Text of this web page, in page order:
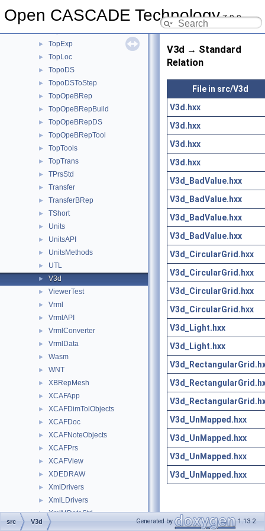
Open CASCADE Technology7.9.0
TopBas
► TopExp
► TopLoc
► TopoDS
► TopoDSToStep
► TopOpeBRep
► TopOpeBRepBuild
► TopOpeBRepDS
► TopOpeBRepTool
► TopTools
► TopTrans
► TPrsStd
► Transfer
► TransferBRep
► TShort
► Units
► UnitsAPI
► UnitsMethods
► UTL
► V3d
► ViewerTest
► Vrml
► VrmlAPI
► VrmlConverter
► VrmlData
► Wasm
► WNT
► XBRepMesh
► XCAFApp
► XCAFDimTolObjects
► XCAFDoc
► XCAFNoteObjects
► XCAFPrs
► XCAFView
► XDEDRAW
► XmlDrivers
► XmlLDrivers
► XmlMDataStd
► XmlMDataXtd
V3d → Standard
Relation
File in src/V3d
V3d.hxx
V3d.hxx
V3d.hxx
V3d.hxx
V3d_BadValue.hxx
V3d_BadValue.hxx
V3d_BadValue.hxx
V3d_BadValue.hxx
V3d_CircularGrid.hxx
V3d_CircularGrid.hxx
V3d_CircularGrid.hxx
V3d_CircularGrid.hxx
V3d_Light.hxx
V3d_Light.hxx
V3d_UnMapped.hxx
V3d_UnMapped.hxx
V3d_UnMapped.hxx
V3d_UnMapped.hxx
src V3d Generated by 1.13.2